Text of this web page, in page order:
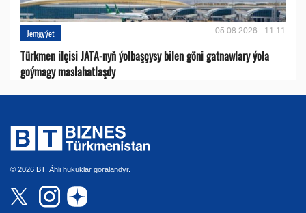
Jemgyýet 05.08.2026 - 11:11
Türkmen ilçisi JATA-nyň ýolbaşçysy bilen göni gatnawlary ýola
goýmagy maslahatlaşdy
© 2026 BT. Ähli hukuklar goralandyr.